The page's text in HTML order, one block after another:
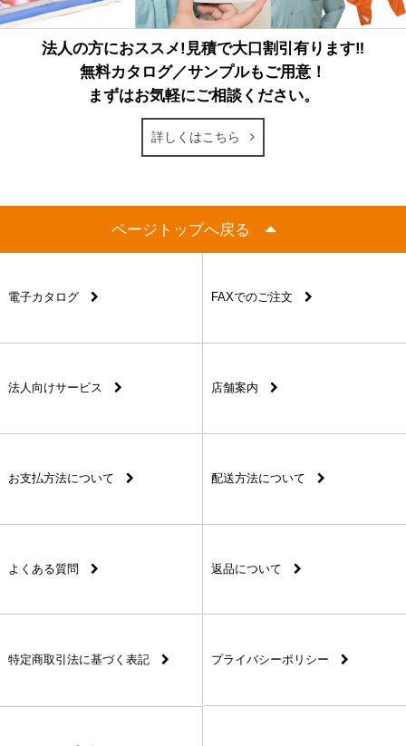
法人の方におススメ!見積で大口割引有ります‼
無料カタログ／サンプルもご用意！
まずはお気軽にご相談ください。
詳しくはこちら
ページトップへ戻る
電子カタログ FAXでのご注文
法人向けサービス 店舗案内
お支払方法について 配送方法について
よくある質問 返品について
特定商取引法に基づく表記 プライバシーポリシー